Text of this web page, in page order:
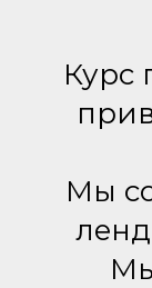
Курс
Мы